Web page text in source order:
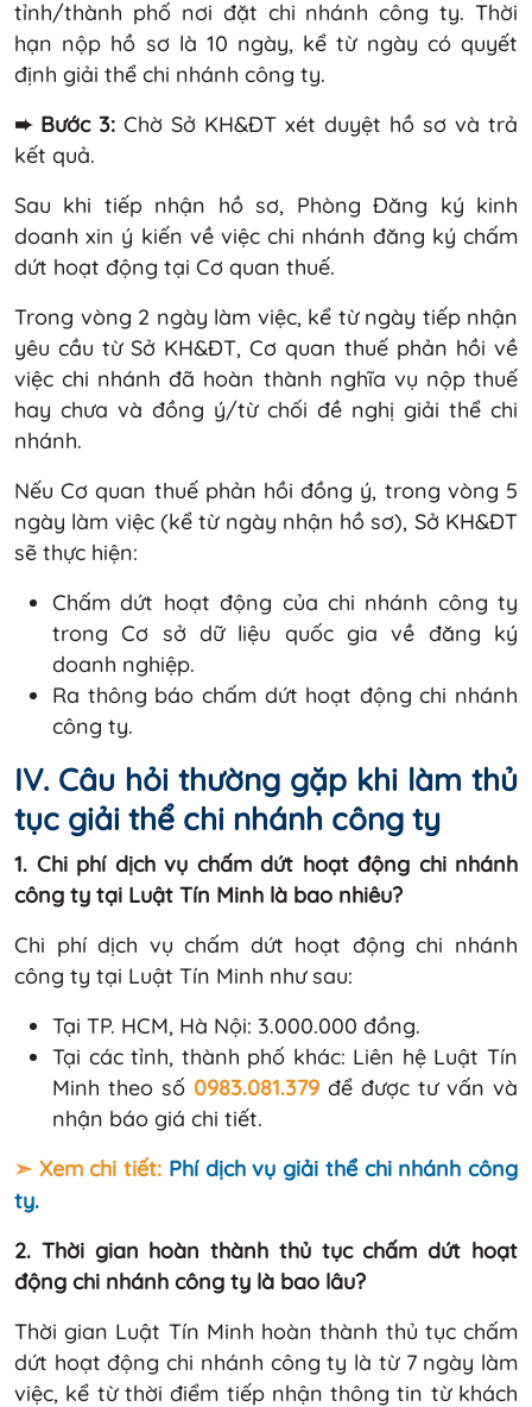
tỉnh/thành phố nơi đặt chi nhánh công ty. Thời
hạn nộp hồ sơ là 10 ngày, kể từ ngày có quyết
định giải thể chi nhánh công ty.
➨ Bước 3: Chờ Sở KH&ĐT xét duyệt hồ sơ và trả
kết quả.
Sau khi tiếp nhận hồ sơ, Phòng Đăng ký kinh
doanh xin ý kiến về việc chi nhánh đăng ký chấm
dứt hoạt động tại Cơ quan thuế.
Trong vòng 2 ngày làm việc, kể từ ngày tiếp nhận
yêu cầu từ Sở KH&ĐT, Cơ quan thuế phản hồi về
việc chi nhánh đã hoàn thành nghĩa vụ nộp thuế
hay chưa và đồng ý/từ chối đề nghị giải thể chi
nhánh.
Nếu Cơ quan thuế phản hồi đồng ý, trong vòng 5
ngày làm việc (kể từ ngày nhận hồ sơ), Sở KH&ĐT
sẽ thực hiện:
Chấm dứt hoạt động của chi nhánh công ty
trong Cơ sở dữ liệu quốc gia về đăng ký
doanh nghiệp.
Ra thông báo chấm dứt hoạt động chi nhánh
công ty.
IV. Câu hỏi thường gặp khi làm thủ
tục giải thể chi nhánh công ty
1. Chi phí dịch vụ chấm dứt hoạt động chi nhánh
công ty tại Luật Tín Minh là bao nhiêu?
Chi phí dịch vụ chấm dứt hoạt động chi nhánh
công ty tại Luật Tín Minh như sau:
Tại TP. HCM, Hà Nội: 3.000.000 đồng.
Tại các tỉnh, thành phố khác: Liên hệ Luật Tín
Minh theo số 0983.081.379 để được tư vấn và
nhận báo giá chi tiết.
➣ Xem chi tiết: Phí dịch vụ giải thể chi nhánh công
ty.
2. Thời gian hoàn thành thủ tục chấm dứt hoạt
động chi nhánh công ty là bao lâu?
Thời gian Luật Tín Minh hoàn thành thủ tục chấm
dứt hoạt động chi nhánh công ty là từ 7 ngày làm
việc, kể từ thời điểm tiếp nhận thông tin từ khách